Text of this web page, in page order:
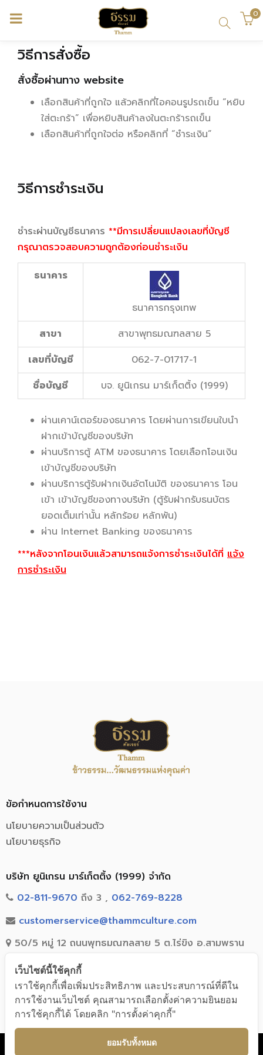
0
วิธีการสั่งซื้อ
สั่งซื้อผ่านทาง website
เลือกสินค้าที่ถูกใจ แล้วคลิกที่ไอคอนรูปรถเข็น “หยิบ
ใส่ตะกร้า” เพื่อหยิบสินค้าลงในตะกร้ารถเข็น
เลือกสินค้าที่ถูกใจต่อ หรือคลิกที่ “ชำระเงิน”
วิธีการชำระเงิน
ชำระผ่านบัญชีธนาคาร **มีการเปลี่ยนแปลงเลขที่บัญชี
กรุณาตรวจสอบความถูกต้องก่อนชำระเงิน
ธนาคาร
ธนาคารกรุงเทพ
สาขา
สาขาพุทธมณฑลสาย 5
เลขที่บัญชี
062-7-01717-1
ชื่อบัญชี
บจ. ยูนิเกรน มาร์เก็ตติ้ง (1999)
ผ่านเคาน์เตอร์ของธนาคาร โดยผ่านการเขียนใบนำ
ฝากเข้าบัญชีของบริษัท
ผ่านบริการตู้ ATM ของธนาคาร โดยเลือกโอนเงิน
เข้าบัญชีของบริษัท
ผ่านบริการตู้รับฝากเงินอัตโนมัติ ของธนาคาร โอน
เข้า เข้าบัญชีของทางบริษัท (ตู้รับฝากรับธนบัตร
ยอดเต็มเท่านั้น หลักร้อย หลักพัน)
ผ่าน Internet Banking ของธนาคาร
***หลังจากโอนเงินแล้วสามารถแจ้งการชำระเงินได้ที่ แจ้ง
การชำระเงิน
ข้อกำหนดการใช้งาน
นโยบายความเป็นส่วนตัว
นโยบายธุรกิจ
บริษัท ยูนิเกรน มาร์เก็ตติ้ง (1999) จำกัด
02-811-9670 ถึง 3 , 062-769-8228
customerservice@thammculture.com
50/5 หมู่ 12 ถนนพุทธมณฑลสาย 5 ต.ไร่ขิง อ.สามพราน
© 2020 Unigrain marketing (1999) Co., Ltd. All Rights Reserved
เว็บไซต์นี้ใช้คุกกี้
เราใช้คุกกี้เพื่อเพิ่มประสิทธิภาพ และประสบการณ์ที่ดีใน
การใช้งานเว็บไซต์ คุณสามารถเลือกตั้งค่าความยินยอม
การใช้คุกกี้ได้ โดยคลิก "การตั้งค่าคุกกี้"
ยอมรับทั้งหมด